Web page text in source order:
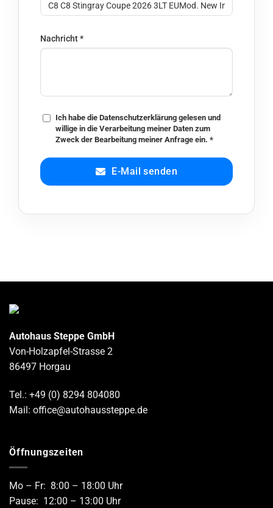
Nachricht*
Ich habe die Datenschutzerklärung gelesen und
willige in die Verarbeitung meiner Daten zum
Zweck der Bearbeitung meiner Anfrage ein. *
E-Mail senden
Autohaus Steppe GmbH
Von-Holzapfel-Strasse 2
86497 Horgau
Tel.: +49 (0) 8294 804080
Mail: office@autohaussteppe.de
Öffnungszeiten
Mo – Fr: 8:00 – 18:00 Uhr
Pause: 12:00 – 13:00 Uhr